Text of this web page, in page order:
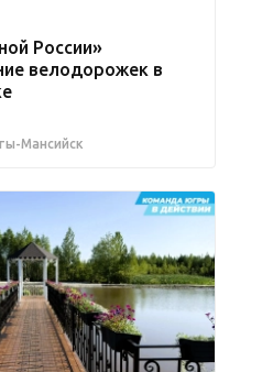
России»
велодорожек в
Мансийск